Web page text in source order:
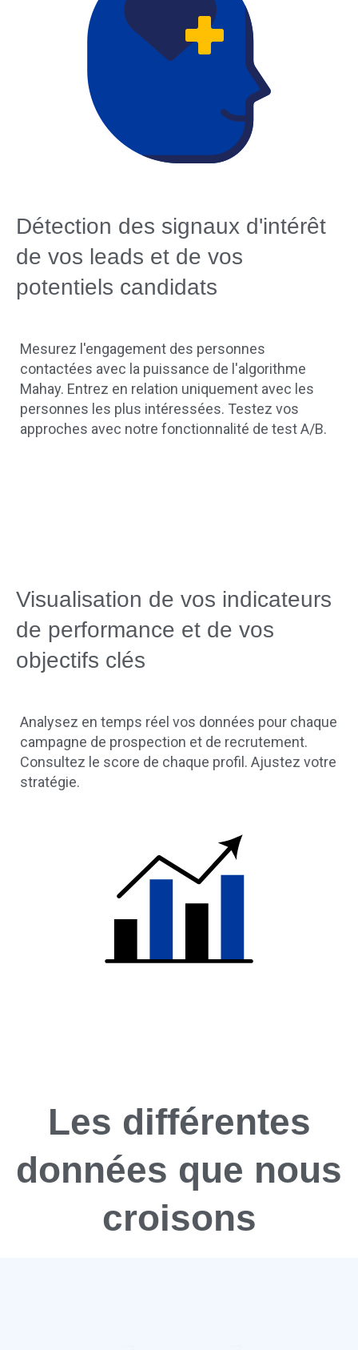
Détection des signaux d'intérêt
de vos leads et de vos
potentiels candidats
Mesurez l'engagement des personnes
contactées avec la puissance de l'algorithme
Mahay. Entrez en relation uniquement avec les
personnes les plus intéressées. Testez vos
approches avec notre fonctionnalité de test A/B.
Visualisation de vos indicateurs
de performance et de vos
objectifs clés
Analysez en temps réel vos données pour chaque
campagne de prospection et de recrutement.
Consultez le score de chaque profil. Ajustez votre
stratégie.
Les différentes
données que nous
croisons